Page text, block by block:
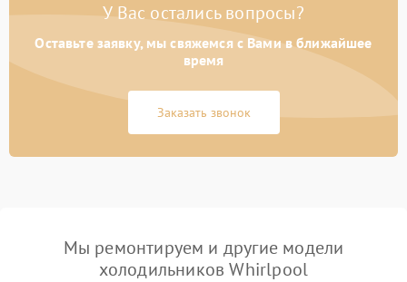
У Вас остались вопросы?
Оставьте заявку, мы свяжемся с Вами в ближайшее
время
Заказать звонок
Мы ремонтируем и другие модели
холодильников Whirlpool